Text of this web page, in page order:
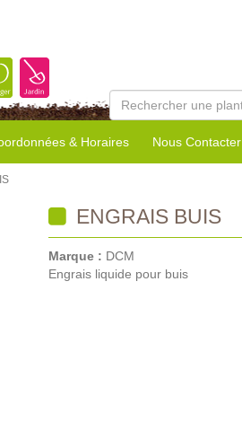
& Horaires Nous Contacter
ENGRAIS BUIS
Marque : DCM
Engrais liquide pour buis